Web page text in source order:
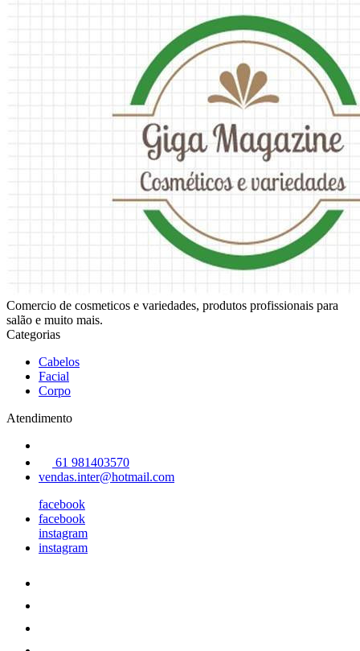
Comercio de cosmeticos e variedades, produtos profissionais para
salão e muito mais.
Categorias
Cabelos
Facial
Corpo
Atendimento
61 981403570
vendas.inter@hotmail.com
facebook
facebook
instagram
instagram